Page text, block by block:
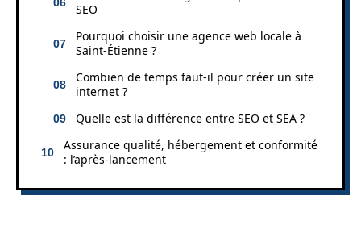
SEO
Pourquoi choisir une agence web locale à
Saint-Étienne ?
Combien de temps faut-il pour créer un site
internet ?
Quelle est la différence entre SEO et SEA ?
Assurance qualité, hébergement et conformité
: l’après‑lancement